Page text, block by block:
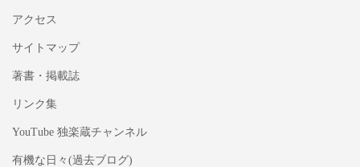
アクセス
サイトマップ
著書・掲載誌
リンク集
YouTube 独楽蔵チャンネル
有機な日々(過去ブログ)